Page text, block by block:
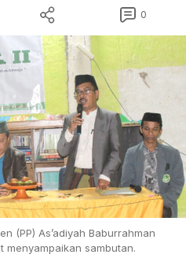
0
(PP) As’adiyah Baburrahman
menyampaikan sambutan.